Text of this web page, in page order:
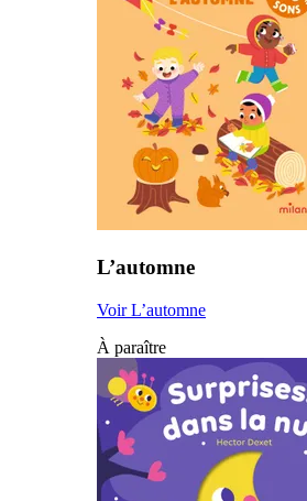
L’automne
Voir L’automne
À paraître